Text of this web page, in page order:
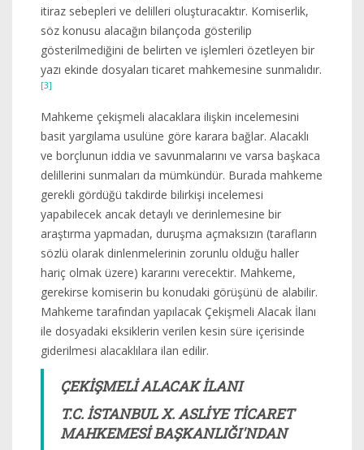
itiraz sebepleri ve delilleri oluşturacaktır. Komiserlik,
söz konusu alacağın bilançoda gösterilip
gösterilmediğini de belirten ve işlemleri özetleyen bir
yazı ekinde dosyaları ticaret mahkemesine sunmalıdır.
[3]
Mahkeme çekişmeli alacaklara ilişkin incelemesini
basit yargılama usulüne göre karara bağlar. Alacaklı
ve borçlunun iddia ve savunmalarını ve varsa başkaca
delillerini sunmaları da mümkündür. Burada mahkeme
gerekli gördüğü takdirde bilirkişi incelemesi
yapabilecek ancak detaylı ve derinlemesine bir
araştırma yapmadan, duruşma açmaksızın (tarafların
sözlü olarak dinlenmelerinin zorunlu olduğu haller
hariç olmak üzere) kararını verecektir. Mahkeme,
gerekirse komiserin bu konudaki görüşünü de alabilir.
Mahkeme tarafından yapılacak Çekişmeli Alacak İlanı
ile dosyadaki eksiklerin verilen kesin süre içerisinde
giderilmesi alacaklılara ilan edilir.
ÇEKİŞMELİ ALACAK İLANI
T.C. İSTANBUL X. ASLİYE TİCARET
MAHKEMESİ BAŞKANLIĞI'NDAN